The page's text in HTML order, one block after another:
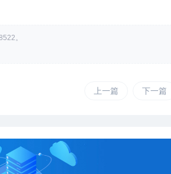
。
上一篇 下一篇